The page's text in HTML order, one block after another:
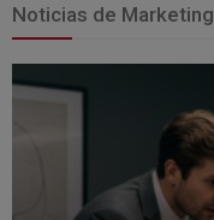
Noticias de Marketing